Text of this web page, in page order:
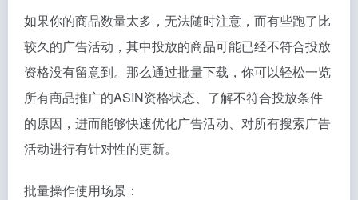
如果你的商品数量太多，无法随时注意，而有些跑了比
较久的广告活动，其中投放的商品可能已经不符合投放
资格没有留意到。那么通过批量下载，你可以轻松一览
所有商品推广的ASIN资格状态、了解不符合投放条件
的原因，进而能够快速优化广告活动、对所有搜索广告
活动进行有针对性的更新。
批量操作使用场景：